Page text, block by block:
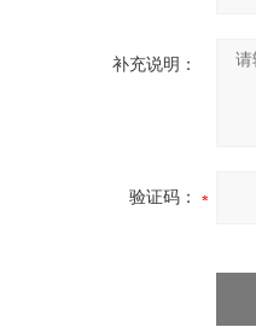
补充说明：
验证码：